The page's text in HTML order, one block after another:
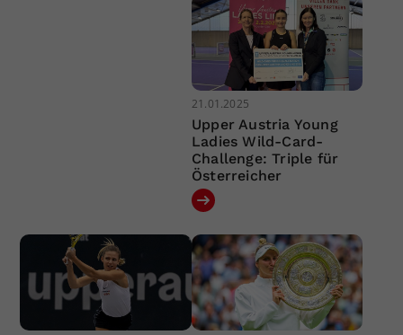
21.01.2025
Upper Austria Young
Ladies Wild-Card-
Challenge: Triple für
Österreicher